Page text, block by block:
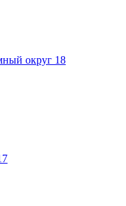
округ 18